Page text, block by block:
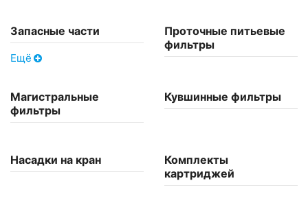
Запасные части
Ещё
Проточные питьевые
фильтры
Магистральные
фильтры
Кувшинные фильтры
Насадки на кран
Комплекты
картриджей